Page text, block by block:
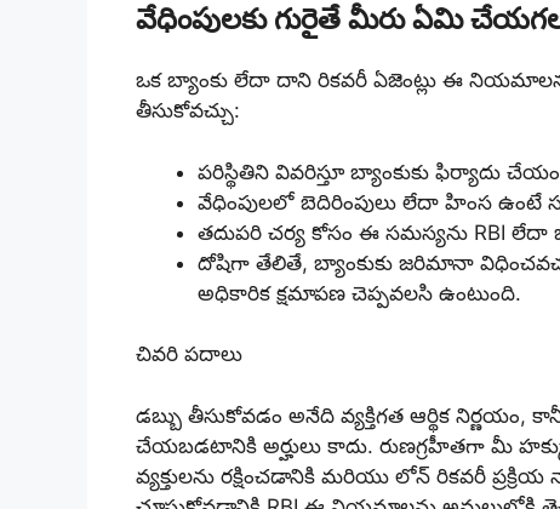
వేధింపులకు గురైతే మీరు ఏమి
ఒక బ్యాంకు లేదా దాని రికవరీ ఏజెంట్లు ఈ
తీసుకోవచ్చు:
పరిస్థితిని వివరిస్తూ బ్యాంకుకు ఫిర్యాదు
వేధింపులలో బెదిరింపులు లేదా హింస ఉంటే
తదుపరి చర్య కోసం ఈ సమస్యను RBI లేదా
దోషిగా తేలితే, బ్యాంకుకు జరిమానా
అధికారిక క్షమాపణ చెప్పవలసి ఉంటుంది.
చివరి పదాలు
డబ్బు తీసుకోవడం అనేది వ్యక్తిగత ఆర్థిక నిర్ణయం,
చేయబడటానికి అర్హులు కాదు. రుణగ్రహీతగా మీ
వ్యక్తులను రక్షించడానికి మరియు లోన్ రికవరీ